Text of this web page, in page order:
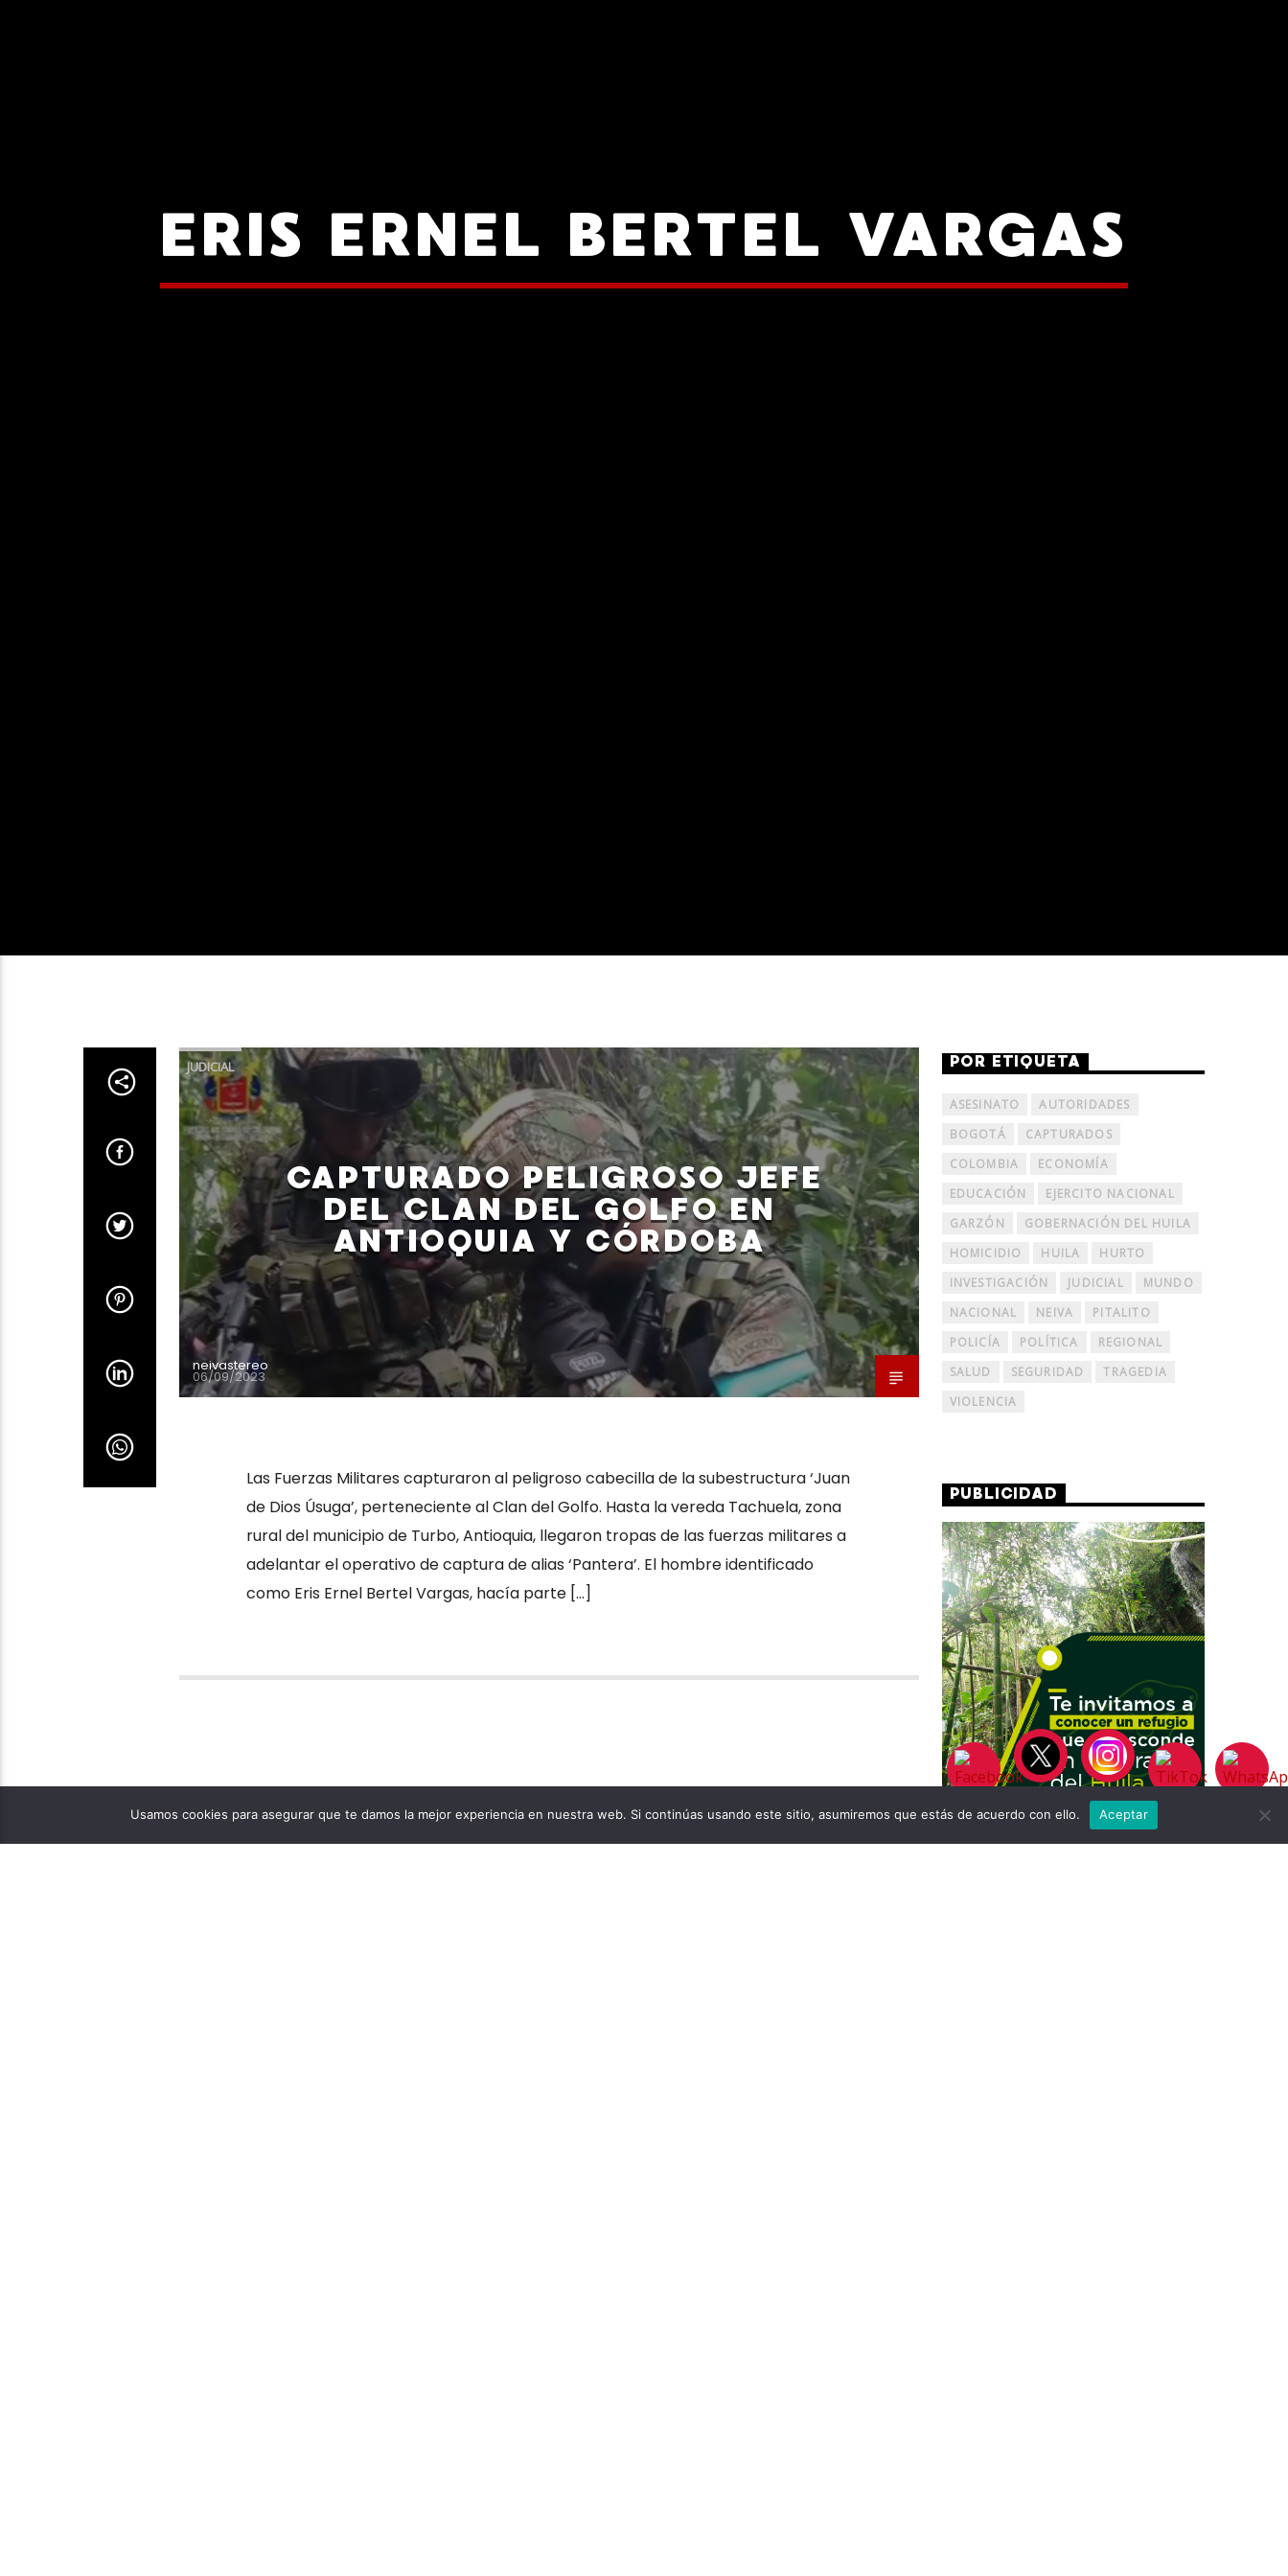
ERIS ERNEL BERTEL VARGAS
JUDICIAL
CAPTURADO PELIGROSO JEFE
DEL CLAN DEL GOLFO EN
ANTIOQUIA Y CÓRDOBA
neivastereo
06/09/2023
Las Fuerzas Militares capturaron al peligroso cabecilla de la subestructura ‘Juan
de Dios Úsuga’, perteneciente al Clan del Golfo. Hasta la vereda Tachuela, zona
rural del municipio de Turbo, Antioquia, llegaron tropas de las fuerzas militares a
adelantar el operativo de captura de alias ‘Pantera’. El hombre identificado
como Eris Ernel Bertel Vargas, hacía parte […]
POR ETIQUETA
ASESINATO
AUTORIDADES
BOGOTÁ
CAPTURADOS
COLOMBIA
ECONOMÍA
EDUCACIÓN
EJERCITO NACIONAL
GARZÓN
GOBERNACIÓN DEL HUILA
HOMICIDIO
HUILA
HURTO
INVESTIGACIÓN
JUDICIAL
MUNDO
NACIONAL
NEIVA
PITALITO
POLICÍA
POLÍTICA
REGIONAL
SALUD
SEGURIDAD
TRAGEDIA
VIOLENCIA
PUBLICIDAD
Usamos cookies para asegurar que te damos la mejor experiencia en nuestra web. Si continúas usando este sitio, asumiremos que estás de acuerdo con ello. Aceptar